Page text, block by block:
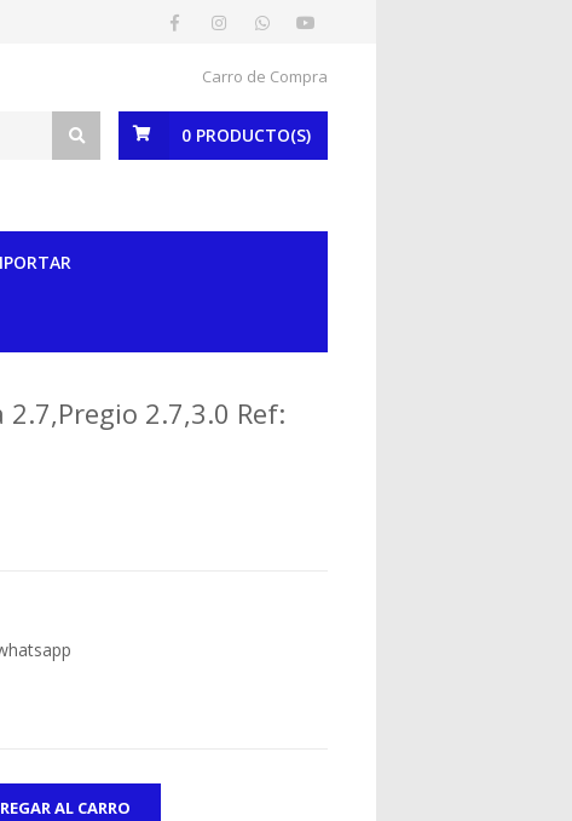
Carro de Compra
0 PRODUCTO(S)
2.7,3.0 Ref: